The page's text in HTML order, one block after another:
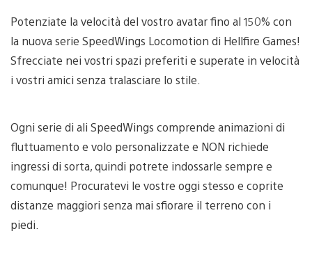
Potenziate la velocità del vostro avatar fino al 150% con
la nuova serie SpeedWings Locomotion di Hellfire Games!
Sfrecciate nei vostri spazi preferiti e superate in velocità
i vostri amici senza tralasciare lo stile.
Ogni serie di ali SpeedWings comprende animazioni di
fluttuamento e volo personalizzate e NON richiede
ingressi di sorta, quindi potrete indossarle sempre e
comunque! Procuratevi le vostre oggi stesso e coprite
distanze maggiori senza mai sfiorare il terreno con i
piedi.